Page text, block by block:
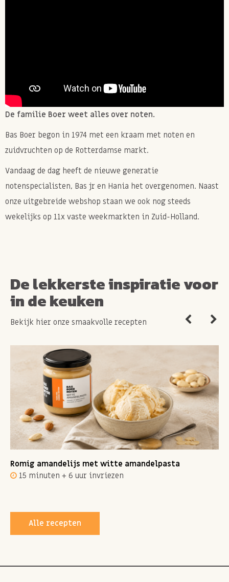
De familie Boer weet alles over noten.
Bas Boer begon in 1974 met een kraam met noten en
zuidvruchten op de Rotterdamse markt.
Vandaag de dag heeft de nieuwe generatie
notenspecialisten, Bas jr en Hania het overgenomen. Naast
onze uitgebreide webshop staan we ook nog steeds
wekelijks op 11x vaste weekmarkten in Zuid-Holland.
De lekkerste inspiratie voor
in de keuken
Bekijk hier onze smaakvolle recepten
Romig amandelijs met witte amandelpasta
15 minuten + 6 uur invriezen
Alle recepten